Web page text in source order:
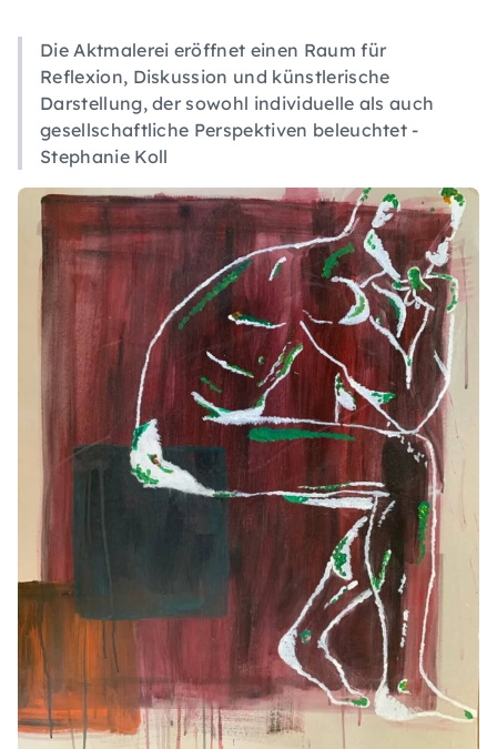
Die Aktmalerei eröffnet einen Raum für
Reflexion, Diskussion und künstlerische
Darstellung, der sowohl individuelle als auch
gesellschaftliche Perspektiven beleuchtet -
Stephanie Koll